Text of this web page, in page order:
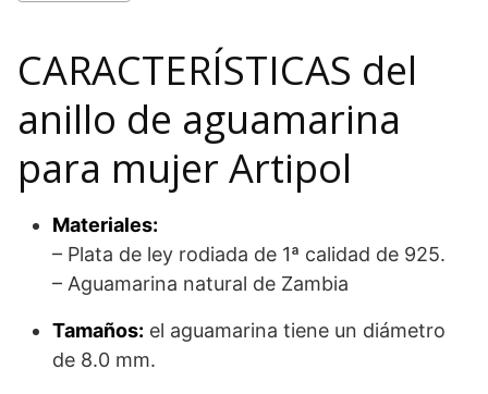
CARACTERÍSTICAS del
anillo de aguamarina
para mujer Artipol
Materiales:
– Plata de ley rodiada de 1ª calidad de 925.
– Aguamarina natural de Zambia
Tamaños: el aguamarina tiene un diámetro
de 8.0 mm.